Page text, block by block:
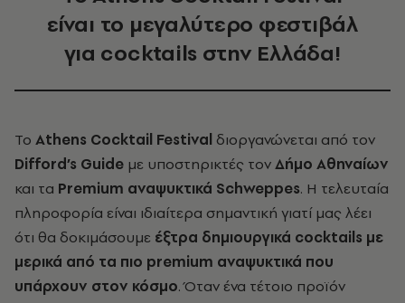
είναι το μεγαλύτερο φεστιβάλ
για cocktails στην Ελλάδα!
Το Athens Cocktail Festival διοργανώνεται από τον
Difford’s Guide με υποστηρικτές τονΔήμο Αθηναίων
και τα Premium αναψυκτικά Schweppes. Η τελευταία
πληροφορία είναι ιδιαίτερα σημαντική γιατί μας λέει
ότι θα δοκιμάσουμε έξτρα δημιουργικά cocktails με
μερικά από τα πιο premium αναψυκτικά που
υπάρχουν στον κόσμο. Όταν ένα τέτοιο προϊόν